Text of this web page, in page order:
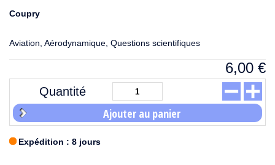
Coupry
Aviation, Aérodynamique, Questions scientifiques
6,00 €
Quantité
Ajouter au panier
Expédition : 8 jours